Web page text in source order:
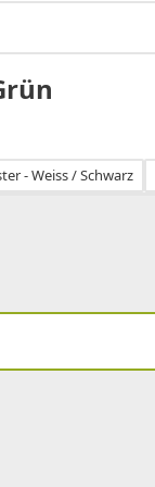
- Weiss / Schwarz